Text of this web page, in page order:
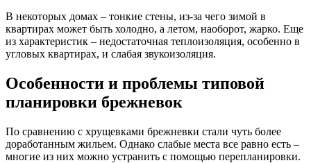
В некоторых домах – тонкие стены, из-за чего зимой в
квартирах может быть холодно, а летом, наоборот, жарко. Еще
из характеристик – недостаточная теплоизоляция, особенно в
угловых квартирах, и слабая звукоизоляция.
Особенности и проблемы типовой
планировки брежневок
По сравнению с хрущевками брежневки стали чуть более
доработанным жильем. Однако слабые места все равно есть –
многие из них можно устранить с помощью перепланировки.